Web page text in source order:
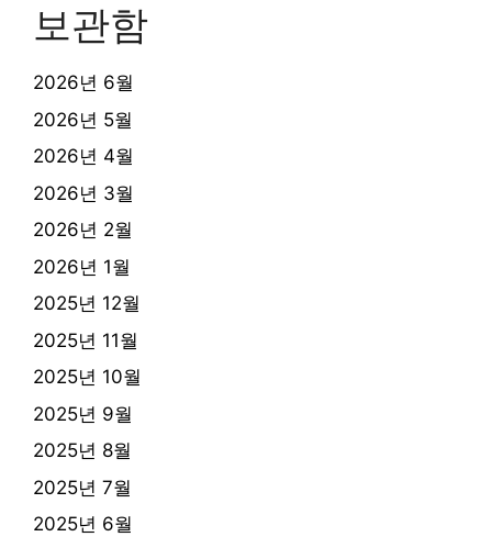
보관함
2026년 6월
2026년 5월
2026년 4월
2026년 3월
2026년 2월
2026년 1월
2025년 12월
2025년 11월
2025년 10월
2025년 9월
2025년 8월
2025년 7월
2025년 6월